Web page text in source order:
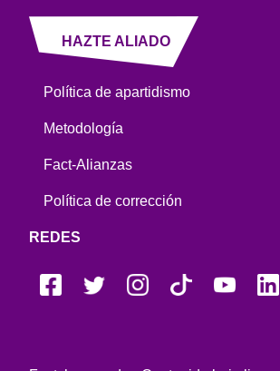
HAZTE ALIADO
Política de apartidismo
Metodología
Fact-Alianzas
Política de corrección
REDES